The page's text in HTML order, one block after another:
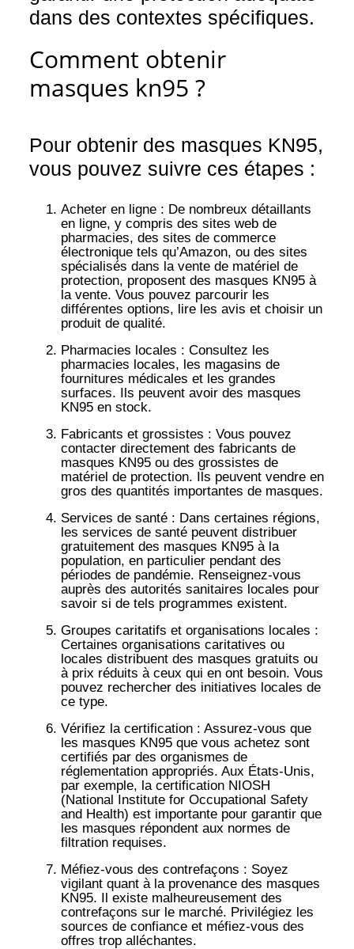
dans des contextes spécifiques.
Comment obtenir
masques kn95 ?
Pour obtenir des masques KN95,
vous pouvez suivre ces étapes :
Acheter en ligne : De nombreux détaillants
en ligne, y compris des sites web de
pharmacies, des sites de commerce
électronique tels qu’Amazon, ou des sites
spécialisés dans la vente de matériel de
protection, proposent des masques KN95 à
la vente. Vous pouvez parcourir les
différentes options, lire les avis et choisir un
produit de qualité.
Pharmacies locales : Consultez les
pharmacies locales, les magasins de
fournitures médicales et les grandes
surfaces. Ils peuvent avoir des masques
KN95 en stock.
Fabricants et grossistes : Vous pouvez
contacter directement des fabricants de
masques KN95 ou des grossistes de
matériel de protection. Ils peuvent vendre en
gros des quantités importantes de masques.
Services de santé : Dans certaines régions,
les services de santé peuvent distribuer
gratuitement des masques KN95 à la
population, en particulier pendant des
périodes de pandémie. Renseignez-vous
auprès des autorités sanitaires locales pour
savoir si de tels programmes existent.
Groupes caritatifs et organisations locales :
Certaines organisations caritatives ou
locales distribuent des masques gratuits ou
à prix réduits à ceux qui en ont besoin. Vous
pouvez rechercher des initiatives locales de
ce type.
Vérifiez la certification : Assurez-vous que
les masques KN95 que vous achetez sont
certifiés par des organismes de
réglementation appropriés. Aux États-Unis,
par exemple, la certification NIOSH
(National Institute for Occupational Safety
and Health) est importante pour garantir que
les masques répondent aux normes de
filtration requises.
Méfiez-vous des contrefaçons : Soyez
vigilant quant à la provenance des masques
KN95. Il existe malheureusement des
contrefaçons sur le marché. Privilégiez les
sources de confiance et méfiez-vous des
offres trop alléchantes.